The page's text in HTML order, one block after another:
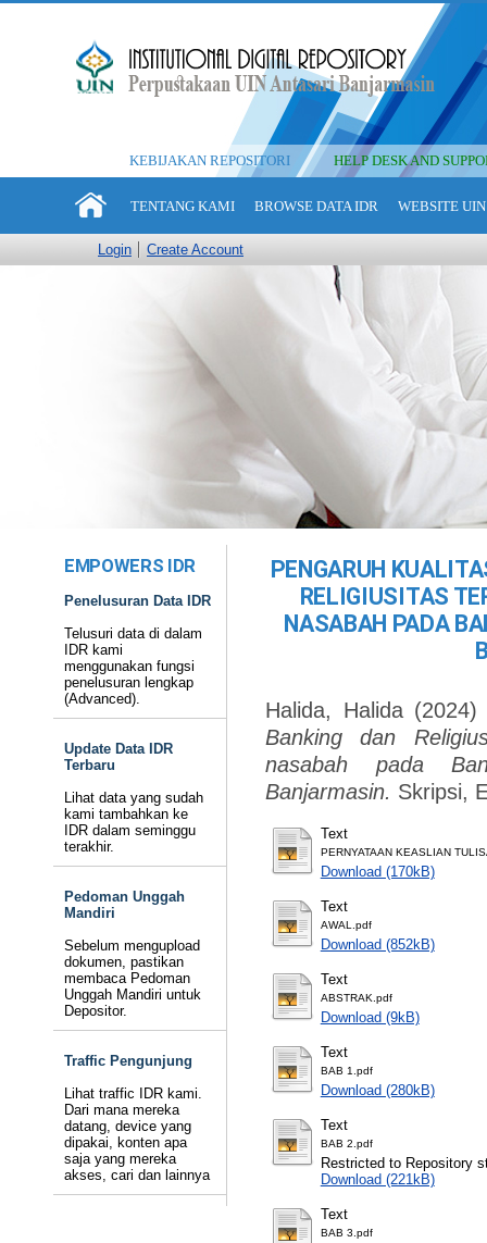
KEBIJAKAN REPOSITORI HELP DESK AND
TENTANG KAMI BROWSE DATA IDR WEBSITE
Login Create Account
EMPOWERS IDR
Penelusuran Data IDR
Telusuri data di dalam
IDR kami
menggunakan fungsi
penelusuran lengkap
(Advanced).
Update Data IDR
Terbaru
Lihat data yang sudah
kami tambahkan ke
IDR dalam seminggu
terakhir.
Pedoman Unggah
Mandiri
Sebelum mengupload
dokumen, pastikan
membaca Pedoman
Unggah Mandiri untuk
Depositor.
Traffic Pengunjung
Lihat traffic IDR kami.
Dari mana mereka
datang, device yang
dipakai, konten apa
saja yang mereka
akses, cari dan lainnya
PENGARUH
RELIGIUSITAS
NASABAH PADA
Halida, Halida
Banking dan
nasabah pada
Banjarmasin. Skripsi,
Text
PERNYATAAN KEASLIAN
Download (170kB)
Text
AWAL.pdf
Download (852kB)
Text
ABSTRAK.pdf
Download (9kB)
Text
BAB 1.pdf
Download (280kB)
Text
BAB 2.pdf
Restricted to Repository
Download (221kB)
Text
BAB 3.pdf